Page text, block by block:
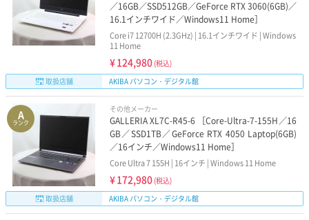
／16GB／SSD512GB／GeForce RTX 3060(6GB)／
16.1インチワイド／Windows11 Home］
Core i7 12700H (2.3GHz) | 16.1インチワイド | Windows
11 Home
¥124,980 (税込)
取扱店舗
AKIBA パソコン・デジタル館
A
ランク
その他メーカー
GALLERIA XL7C-R45-6 ［Core-Ultra-7-155H／16
GB／SSD1TB／GeForce RTX 4050 Laptop(6GB)
／16インチ／Windows11 Home］
Core Ultra 7 155H | 16インチ | Windows 11 Home
¥172,980 (税込)
取扱店舗
AKIBA パソコン・デジタル館